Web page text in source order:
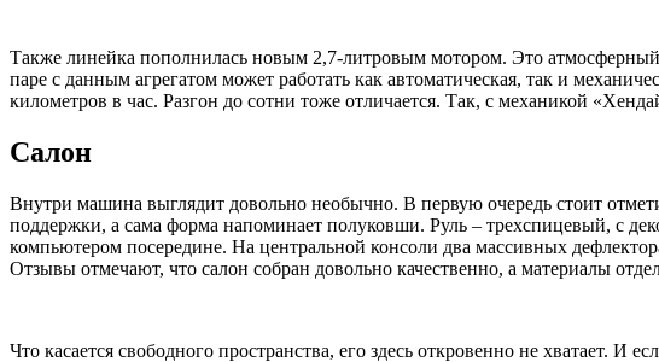
Также линейка пополнилась новым 2,7-литровым мотором. Это
паре с данным агрегатом может работать как автоматическая, так и
километров в час. Разгон до сотни тоже отличается. Так, с механикой
Салон
Внутри машина выглядит довольно необычно. В первую очередь стоит
поддержки, а сама форма напоминает полуковши. Руль – трехспицевый, с
компьютером посередине. На центральной консоли два массивных
Отзывы отмечают, что салон собран довольно качественно, а материалы
Что касается свободного пространства, его здесь откровенно не хватает. И